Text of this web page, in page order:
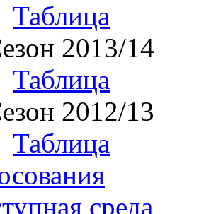
Таблица
2013/14
Таблица
2012/13
Таблица
среда